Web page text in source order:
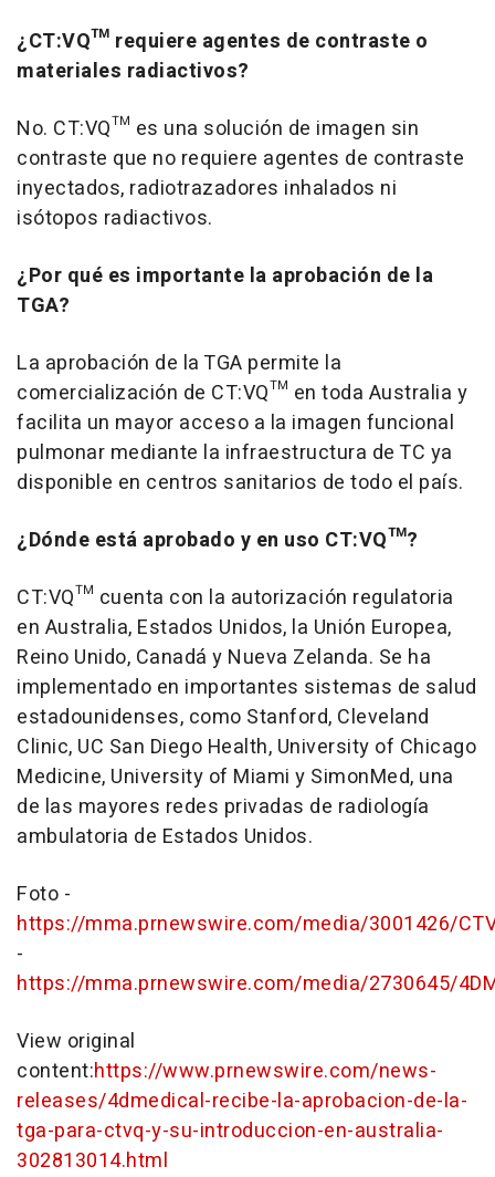
¿CT:VQ™ requiere agentes de contraste o
materiales radiactivos?
No. CT:VQ™ es una solución de imagen sin
contraste que no requiere agentes de contraste
inyectados, radiotrazadores inhalados ni
isótopos radiactivos.
¿Por qué es importante la aprobación de la
TGA?
La aprobación de la TGA permite la
comercialización de CT:VQ™ en toda Australia y
facilita un mayor acceso a la imagen funcional
pulmonar mediante la infraestructura de TC ya
disponible en centros sanitarios de todo el país.
¿Dónde está aprobado y en uso CT:VQ™?
CT:VQ™ cuenta con la autorización regulatoria
en Australia, Estados Unidos, la Unión Europea,
Reino Unido, Canadá y Nueva Zelanda. Se ha
implementado en importantes sistemas de salud
estadounidenses, como Stanford, Cleveland
Clinic, UC San Diego Health, University of Chicago
Medicine, University of Miami y SimonMed, una
de las mayores redes privadas de radiología
ambulatoria de Estados Unidos.
Foto -
https://mma.prnewswire.com/media/3001426/
-
https://mma.prnewswire.com/media/2730645/
View original
content:https://www.prnewswire.com/news-
releases/4dmedical-recibe-la-aprobacion-de-la-
tga-para-ctvq-y-su-introduccion-en-australia-
302813014.html